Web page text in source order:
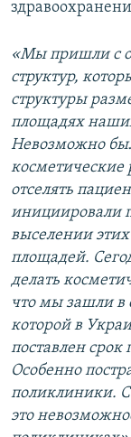
«Мы пришли с
структур,
структуры
площадях
Невозможно
косметические
отселять
инициировали
выселении
площадей.
делать
что мы зашли в
которой в
поставлен срок
Особенно
поликлиники.
это